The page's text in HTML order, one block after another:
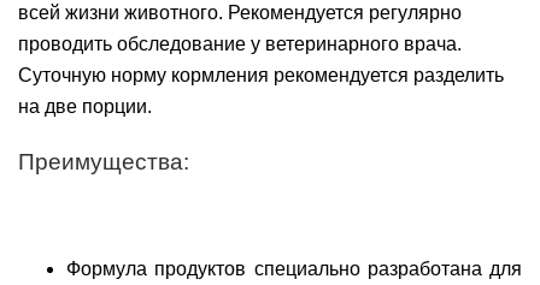
всей жизни животного. Рекомендуется регулярно
проводить обследование у ветеринарного врача.
Суточную норму кормления рекомендуется разделить
на две порции.
Преимущества:
Формула продуктов специально разработана для